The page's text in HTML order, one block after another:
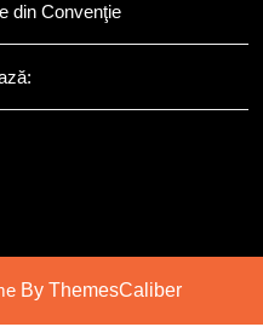
din Convenţie
By ThemesCaliber